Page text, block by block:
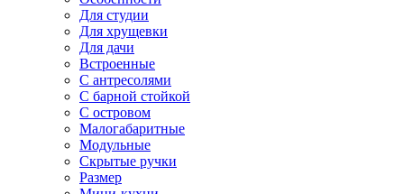
Для студии
Для хрущевки
Для дачи
Встроенные
С антресолями
С барной стойкой
С островом
Малогабаритные
Модульные
Скрытые ручки
Размер